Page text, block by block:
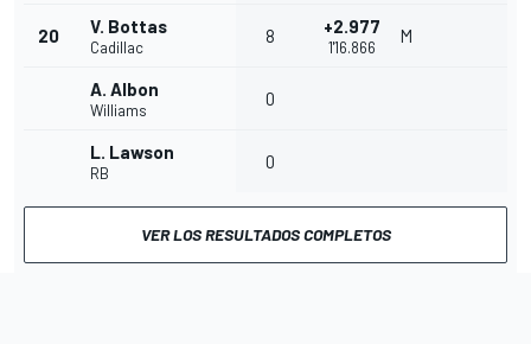
20 V. Bottas
Cadillac
8 +2.977
1'16.866
M
A. Albon
Williams
0
L. Lawson
RB
0
VER LOS RESULTADOS COMPLETOS